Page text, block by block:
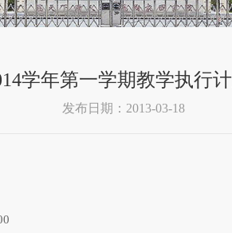
学年第一学期教学执行
发布日期：2013-03-18